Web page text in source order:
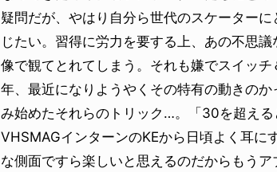
疑問だが、やはり自分ら世代のスケーター
じたい。習得に労力を要する上、あの不思
像で観てとれてしまう。それも嫌でスイッ
年、最近になりようやくその特有の動きの
み始めたそれらのトリック…。「30を超え
VHSMAGインターンのKEから日頃よく耳に
な側面ですら楽しいと思えるのだからもう